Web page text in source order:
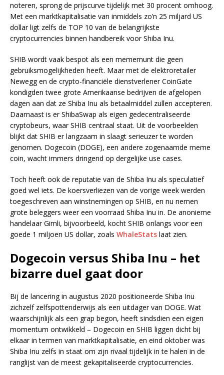
noteren, sprong de prijscurve tijdelijk met 30 procent omhoog.
Met een marktkapitalisatie van inmiddels zo’n 25 miljard US
dollar ligt zelfs de TOP 10 van de belangrijkste
cryptocurrencies binnen handbereik voor Shiba Inu.
SHIB wordt vaak bespot als een mememunt die geen
gebruiksmogelijkheden heeft. Maar met de elektroretailer
Newegg en de crypto-financiële dienstverlener CoinGate
kondigden twee grote Amerikaanse bedrijven de afgelopen
dagen aan dat ze Shiba Inu als betaalmiddel zullen accepteren.
Daarnaast is er ShibaSwap als eigen gedecentraliseerde
cryptobeurs, waar SHIB centraal staat. Uit de voorbeelden
blijkt dat SHIB er langzaam in slaagt serieuzer te worden
genomen. Dogecoin (DOGE), een andere zogenaamde meme
coin, wacht immers dringend op dergelijke use cases.
Toch heeft ook de reputatie van de Shiba Inu als speculatief
goed wel iets. De koersverliezen van de vorige week werden
toegeschreven aan winstnemingen op SHIB, en nu nemen
grote beleggers weer een voorraad Shiba Inu in. De anonieme
handelaar Gimli, bijvoorbeeld, kocht SHIB onlangs voor een
goede 1 miljoen US dollar, zoals WhaleStats laat zien.
Dogecoin versus Shiba Inu – het
bizarre duel gaat door
Bij de lancering in augustus 2020 positioneerde Shiba Inu
zichzelf zelfspottenderwijs als een uitdager van DOGE. Wat
waarschijnlijk als een grap begon, heeft sindsdien een eigen
momentum ontwikkeld – Dogecoin en SHIB liggen dicht bij
elkaar in termen van marktkapitalisatie, en eind oktober was
Shiba Inu zelfs in staat om zijn rivaal tijdelijk in te halen in de
ranglijst van de meest gekapitaliseerde cryptocurrencies.